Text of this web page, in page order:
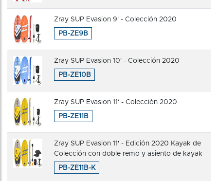
Zray SUP Evasion 9' - Colección 2020
PB-ZE9B
Zray SUP Evasion 10' - Colección 2020
PB-ZE10B
Zray SUP Evasion 11' - Colección 2020
PB-ZE11B
Zray SUP Evasion 11' - Edición 2020 Kayak de
Colección con doble remo y asiento de kayak
PB-ZE11B-K